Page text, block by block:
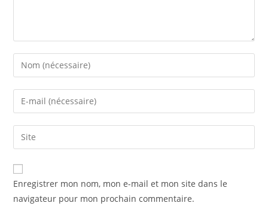
Enregistrer mon nom, mon e-mail et mon site dans le
navigateur pour mon prochain commentaire.